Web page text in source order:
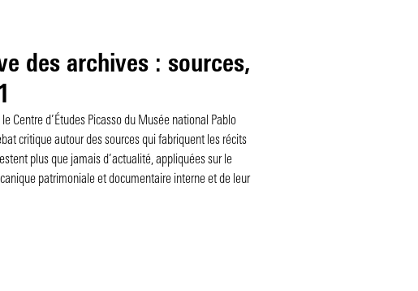
des archives : sources,
Centre d’Études Picasso du Musée national Pablo
critique autour des sources qui fabriquent les récits
plus que jamais d’actualité, appliquées sur le
patrimoniale et documentaire interne et de leur